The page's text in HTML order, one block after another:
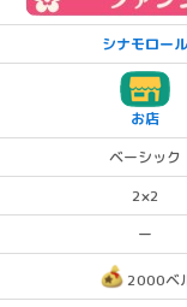
シナモロール
お店
ベーシック
2×2
ー
2000ベ